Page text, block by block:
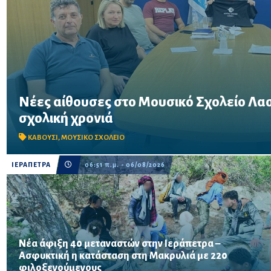
Νέες αίθουσες στο Μουσικό Σχολείο
σχολική χρονιά
ΚΑΒΟΥΣΙ ,ΜΟΥΣΙΚΟ ΣΧΟΛΕΙΟ
Συνάντηση του Δημάρχου Ιεράπετρας με τον Σύλλογο Γονέων
Στο επίκεντρο οι αυξημένες στεγαστικές ανάγκες και η πορεία
νέου Μουσικού Σχολείου.
ΙΕΡΑΠΕΤΡΑ 06:51 π.μ. - 06/08/2026
Νέα άφιξη 40 μεταναστών στην Ιεράπετρα –
Ασφυκτική η κατάσταση στη Μακρυλιά με 220
φιλοξενούμενους
Δύο νέες αφίξεις σε λιγότερο από 24 ώρες αυξάνουν την